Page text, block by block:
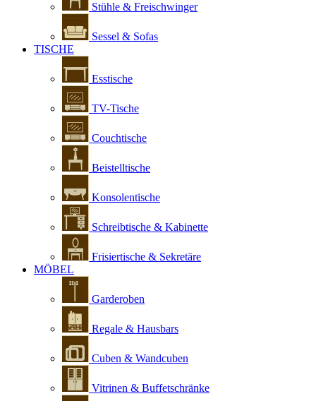
Stühle & Freischwinger
Sessel & Sofas
TISCHE
Esstische
TV-Tische
Couchtische
Beistelltische
Konsolentische
Schreibtische & Kabinette
Frisiertische & Sekretäre
MÖBEL
Garderoben
Regale & Hausbars
Cuben & Wandcuben
Vitrinen & Buffetschränke